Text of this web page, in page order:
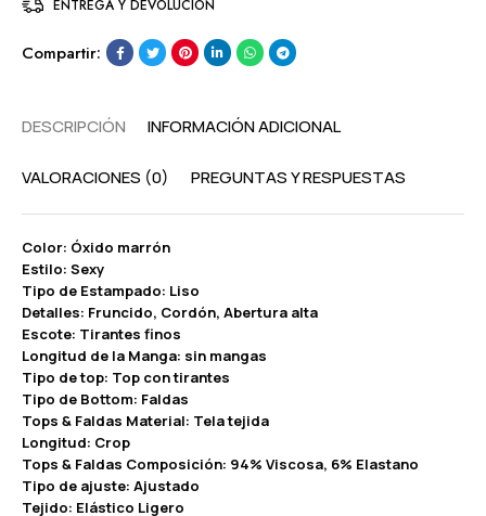
ENTREGA Y DEVOLUCIÓN
Compartir:
DESCRIPCIÓN INFORMACIÓN ADICIONAL
VALORACIONES (0) PREGUNTAS Y RESPUESTAS
Color: Óxido marrón
Estilo: Sexy
Tipo de Estampado: Liso
Detalles: Fruncido, Cordón, Abertura alta
Escote: Tirantes finos
Longitud de la Manga: sin mangas
Tipo de top: Top con tirantes
Tipo de Bottom: Faldas
Tops & Faldas Material: Tela tejida
Longitud: Crop
Tops & Faldas Composición: 94% Viscosa, 6% Elastano
Tipo de ajuste: Ajustado
Tejido: Elástico Ligero